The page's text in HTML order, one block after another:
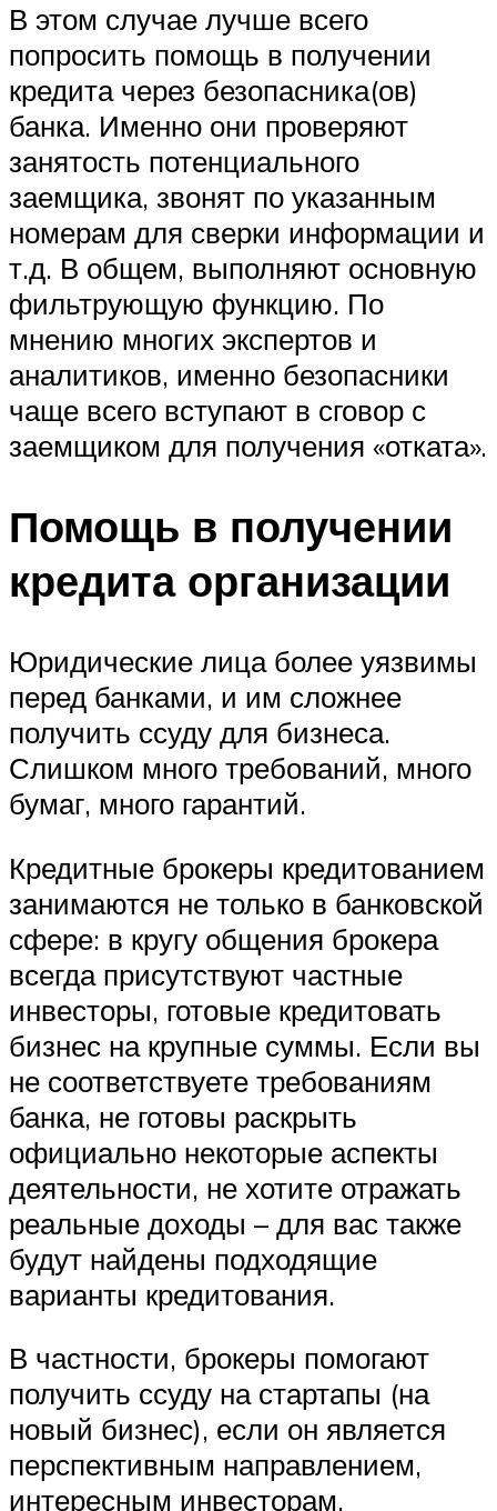
В этом случае лучше всего
попросить помощь в получении
кредита через безопасника(ов)
банка. Именно они проверяют
занятость потенциального
заемщика, звонят по указанным
номерам для сверки информации и
т.д. В общем, выполняют основную
фильтрующую функцию. По
мнению многих экспертов и
аналитиков, именно безопасники
чаще всего вступают в сговор с
заемщиком для получения «отката».
Помощь в получении
кредита организации
Юридические лица более уязвимы
перед банками, и им сложнее
получить ссуду для бизнеса.
Слишком много требований, много
бумаг, много гарантий.
Кредитные брокеры кредитованием
занимаются не только в банковской
сфере: в кругу общения брокера
всегда присутствуют частные
инвесторы, готовые кредитовать
бизнес на крупные суммы. Если вы
не соответствуете требованиям
банка, не готовы раскрыть
официально некоторые аспекты
деятельности, не хотите отражать
реальные доходы – для вас также
будут найдены подходящие
варианты кредитования.
В частности, брокеры помогают
получить ссуду на стартапы (на
новый бизнес), если он является
перспективным направлением,
интересным инвесторам.